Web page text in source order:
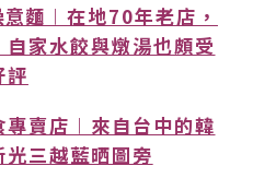
麵︱在地70年老店，
家水餃與燉湯也頗受
評
賣店︱來自台中的韓
三越藍晒圖旁